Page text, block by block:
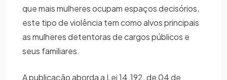
que mais mulheres ocupam espaços decisórios,
este tipo de violência tem como alvos principais
as mulheres detentoras de cargos públicos e
seus familiares.
A publicação aborda a Lei 14.192, de 04 de